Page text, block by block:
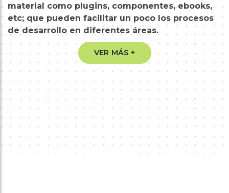
material como plugins, componentes, ebooks,
etc; que pueden facilitar un poco los procesos
de desarrollo en diferentes áreas.
VER MÁS +